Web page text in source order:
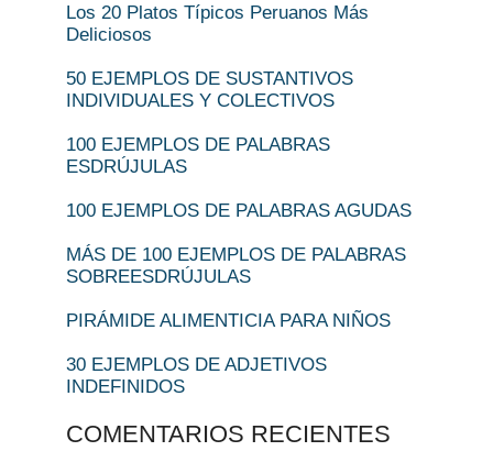
Los 20 Platos Típicos Peruanos Más
Deliciosos
50 EJEMPLOS DE SUSTANTIVOS
INDIVIDUALES Y COLECTIVOS
100 EJEMPLOS DE PALABRAS
ESDRÚJULAS
100 EJEMPLOS DE PALABRAS AGUDAS
MÁS DE 100 EJEMPLOS DE PALABRAS
SOBREESDRÚJULAS
PIRÁMIDE ALIMENTICIA PARA NIÑOS
30 EJEMPLOS DE ADJETIVOS
INDEFINIDOS
COMENTARIOS RECIENTES